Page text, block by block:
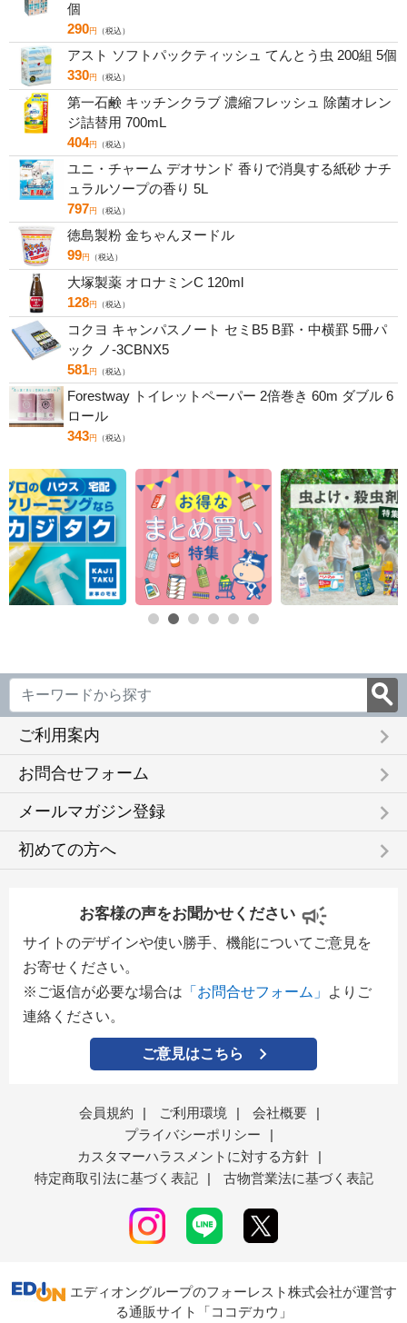
個
290円 （税込）
アスト ソフトパックティッシュ てんとう虫 200組 5個
330円 （税込）
第一石鹸 キッチンクラブ 濃縮フレッシュ 除菌オレン
ジ詰替用 700mL
404円 （税込）
ユニ・チャーム デオサンド 香りで消臭する紙砂 ナチ
ュラルソープの香り 5L
797円 （税込）
徳島製粉 金ちゃんヌードル
99円 （税込）
大塚製薬 オロナミンC 120ml
128円 （税込）
コクヨ キャンパスノート セミB5 B罫・中横罫 5冊パ
ック ノ-3CBNX5
581円 （税込）
Forestway トイレットペーパー 2倍巻き 60m ダブル 6
ロール
343円 （税込）
ご利用案内 keyboard_arrow_right
お問合せフォーム keyboard_arrow_right
メールマガジン登録 keyboard_arrow_right
初めての方へ keyboard_arrow_right
お客様の声をお聞かせください
サイトのデザインや使い勝手、機能についてご意見を
お寄せください。
※ご返信が必要な場合は 「お問合せフォーム」
よりご
連絡ください。
ご意見はこちら
会員規約 | ご利用環境 | 会社概要
|
プライバシーポリシー
|
カスタマーハラスメントに対する方針
|
特定商取引法に基づく表記
| 古物営業法に基づく表記
エディオングループのフォーレスト株式会社が運営す
る通販サイト「ココデカウ」